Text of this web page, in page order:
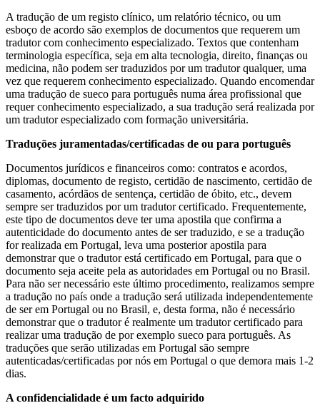
A tradução de um registo clínico, um relatório técnico, ou um
esboço de acordo são exemplos de documentos que requerem um
tradutor com conhecimento especializado. Textos que contenham
terminologia específica, seja em alta tecnologia, direito, finanças ou
medicina, não podem ser traduzidos por um tradutor qualquer, uma
vez que requerem conhecimento especializado. Quando encomendar
uma tradução de sueco para português numa área profissional que
requer conhecimento especializado, a sua tradução será realizada por
um tradutor especializado com formação universitária.
Traduções juramentadas/certificadas de ou para português
Documentos jurídicos e financeiros como: contratos e acordos,
diplomas, documento de registo, certidão de nascimento, certidão de
casamento, acórdãos de sentença, certidão de óbito, etc., devem
sempre ser traduzidos por um tradutor certificado. Frequentemente,
este tipo de documentos deve ter uma apostila que confirma a
autenticidade do documento antes de ser traduzido, e se a tradução
for realizada em Portugal, leva uma posterior apostila para
demonstrar que o tradutor está certificado em Portugal, para que o
documento seja aceite pela as autoridades em Portugal ou no Brasil.
Para não ser necessário este último procedimento, realizamos sempre
a tradução no país onde a tradução será utilizada independentemente
de ser em Portugal ou no Brasil, e, desta forma, não é necessário
demonstrar que o tradutor é realmente um tradutor certificado para
realizar uma tradução de por exemplo sueco para português. As
traduções que serão utilizadas em Portugal são sempre
autenticadas/certificadas por nós em Portugal o que demora mais 1-2
dias.
A confidencialidade é um facto adquirido